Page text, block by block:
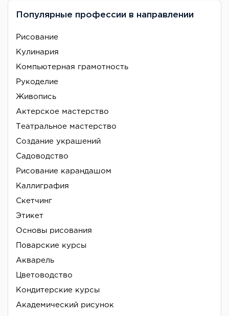
Популярные профессии в направлении
Рисование
Кулинария
Компьютерная грамотность
Рукоделие
Живопись
Актерское мастерство
Театральное мастерство
Создание украшений
Садоводство
Рисование карандашом
Каллиграфия
Скетчинг
Этикет
Основы рисования
Поварские курсы
Акварель
Цветоводство
Кондитерские курсы
Академический рисунок